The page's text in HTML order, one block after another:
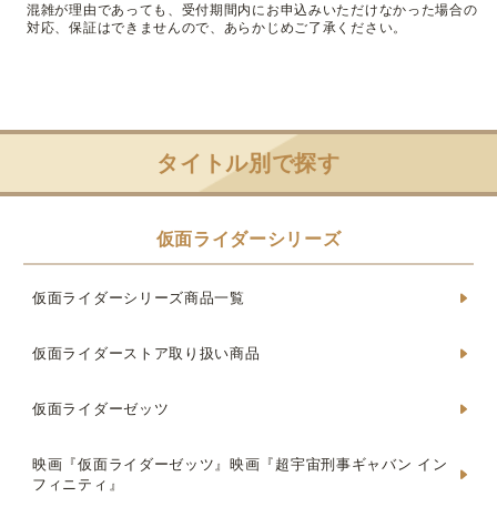
混雑が理由であっても、受付期間内にお申込みいただけなかった場合の
対応、保証はできませんので、あらかじめご了承ください。
タイトル別で探す
仮面ライダーシリーズ
仮面ライダーシリーズ商品一覧
仮面ライダーストア取り扱い商品
仮面ライダーゼッツ
映画『仮面ライダーゼッツ』映画『超宇宙刑事ギャバン イン
フィニティ』